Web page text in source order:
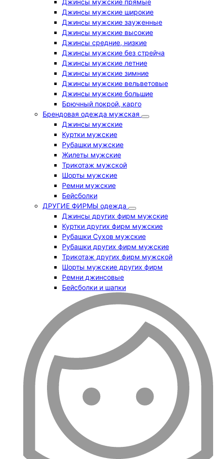
Джинсы мужские прямые
Джинсы мужские широкие
Джинсы мужские зауженные
Джинсы мужские высокие
Джинсы средние, низкие
Джинсы мужские без стрейча
Джинсы мужские летние
Джинсы мужские зимние
Джинсы мужские вельветовые
Джинсы мужские большие
Брючный покрой, карго
Брендовая одежда мужская
Джинсы мужские
Куртки мужские
Рубашки мужские
Жилеты мужские
Трикотаж мужской
Шорты мужские
Ремни мужские
Бейсболки
ДРУГИЕ ФИРМЫ одежда
Джинсы других фирм мужские
Куртки других фирм мужские
Рубашки Сухов мужские
Рубашки других фирм мужские
Трикотаж других фирм мужской
Шорты мужские других фирм
Ремни джинсовые
Бейсболки и шапки